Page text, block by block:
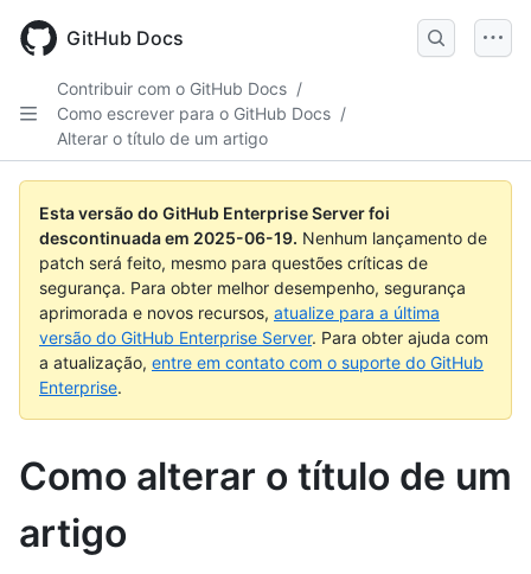
main
GitHub Docs
Contribuir com o GitHub Docs /
Como escrever para o GitHub Docs /
Alterar o título de um artigo
Esta versão do GitHub Enterprise Server foi
descontinuada em 2025-06-19. Nenhum lançamento de
patch será feito, mesmo para questões críticas de
segurança. Para obter melhor desempenho, segurança
aprimorada e novos recursos, atualize para a última
versão do GitHub Enterprise Server. Para obter ajuda com
a atualização, entre em contato com o suporte do GitHub
Enterprise.
Como alterar o título de um
artigo